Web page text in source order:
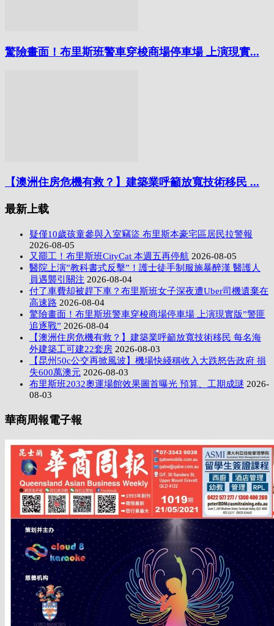
驚險畫面！布里斯班警車穿梭商場停車場 上演現實...
【澳洲住房危機有救？】建築業呼籲放寬技術移民 ...
最新上载
疑僅10歲孩童參與入室竊盜 布里斯本豪宅區居民拉警報
2026-08-05
又罷工！布里斯班CityCat 本週五再停航 2026-08-05
醫院上演”教科書式反擊”！護士徒手制服施暴醉漢 醫護人
員遇襲引關注 2026-08-04
付了車費却被趕下車？布里斯班女子深夜遭Uber司機遺棄在
高速路 2026-08-04
驚險畫面！布里斯班警車穿梭商場停車場 上演現實版”警匪
追逐戰” 2026-08-04
【澳洲住房危機有救？】建築業呼籲放寬技術移民 每名海
外建築工可建22套房 2026-08-03
【昆州50c公交再掀風波】機場快綫稱收入大跌怒告政府 損
失600萬澳元 2026-08-03
布里斯班2032奧運場館效果圖首曝光 預算、工期成謎 2026-
08-03
華商周報電子報